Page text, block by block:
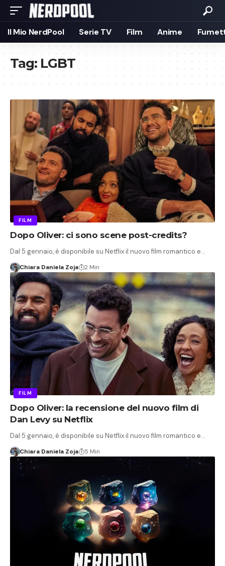
Il Mio NerdPool Serie TV Film Anime
Tag: LGBT
FILM
Dopo Oliver: ci sono scene post-credits?
Dal 5 gennaio, è disponibile su Netflix il nuovo film romantico e…
Chiara Daniela Zoja 2 Min
FILM
Dopo Oliver: la recensione del nuovo film di
Dan Levy su Netflix
Dal 5 gennaio, è disponibile su Netflix il nuovo film romantico e…
Chiara Daniela Zoja 5 Min